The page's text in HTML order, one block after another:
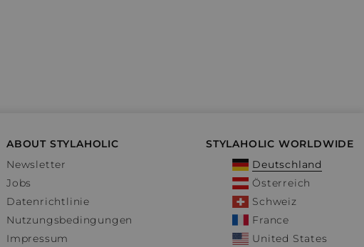
ABOUT STYLAHOLIC
Newsletter
Jobs
Datenrichtlinie
Nutzungsbedingungen
Impressum
STYLAHOLIC WORLDWIDE
Deutschland
Österreich
Schweiz
France
United States